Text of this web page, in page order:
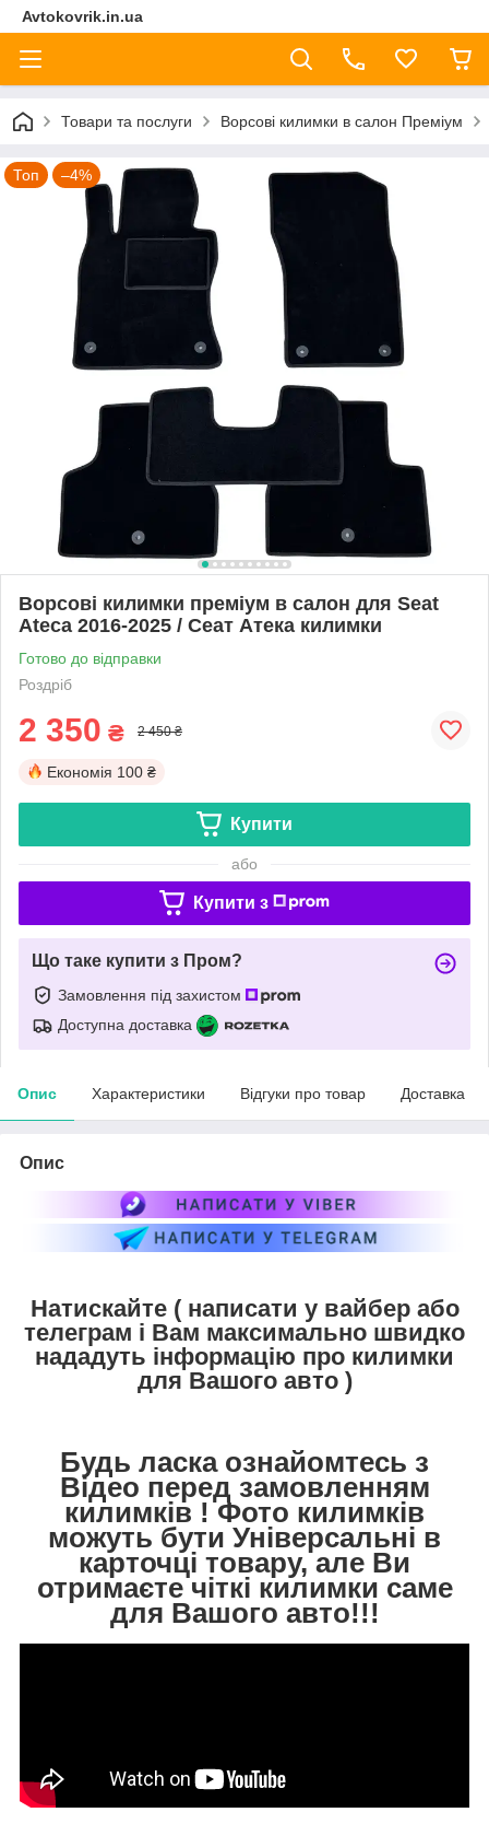
Avtokovrik.in.ua
Товари та послуги Ворсові килимки в салон Преміум
Топ –4%
Ворсові килимки преміум в салон для Seat
Ateca 2016-2025 / Сеат Атека килимки
Готово до відправки
Роздріб
2 350 ₴ 2 450 ₴
Економія 100 ₴
Купити
або
Купити з
Що таке купити з Пром?
Замовлення під захистом
Доступна доставка
Опис Характеристики Відгуки про товар Доставка
Опис
Натискайте ( написати у вайбер або
телеграм і Вам максимально швидко
нададуть інформацію про килимки
для Вашого авто )
Будь ласка ознайомтесь з
Відео перед замовленням
килимків ! Фото килимків
можуть бути Універсальні в
карточці товару, але Ви
отримаєте чіткі килимки саме
для Вашого авто!!!